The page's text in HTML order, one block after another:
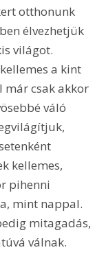
otthonunk
élvezhetjük
világot.
a kint
már csak akkor
váló
kellemes,
pihenni
mint nappal.
mitagadás,
válnak.